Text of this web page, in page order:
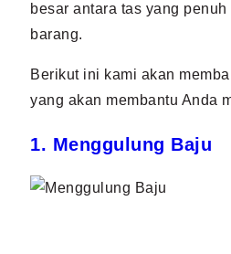
besar antara tas yang
barang.
Berikut ini kami akan
yang akan membantu Anda
1. Menggulung Baju